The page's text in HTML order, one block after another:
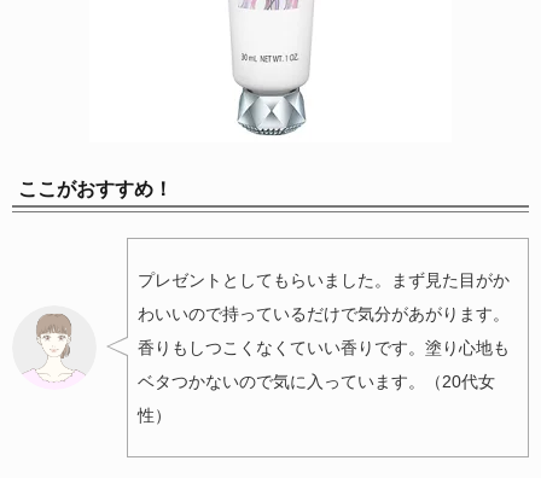
ここがおすすめ！
プレゼントとしてもらいました。まず見た目がか
わいいので持っているだけで気分があがります。
香りもしつこくなくていい香りです。塗り心地も
ベタつかないので気に入っています。（20代女
性）